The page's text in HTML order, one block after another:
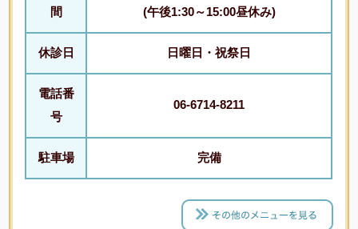
間
(午後1:30～15:00昼休み)
休診日 日曜日・祝祭日
電話番
号
06-6714-8211
駐車場 完備